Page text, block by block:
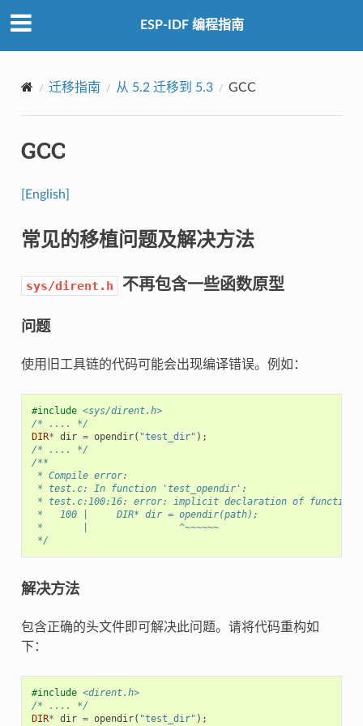
ESP-IDF 编程指南
迁移指南 从 5.2 迁移到 5.3 GCC
GCC
[English]
常见的移植问题及解决方法
sys/dirent.h 不再包含一些函数原型
问题
使用旧工具链的代码可能会出现编译错误。例如：
#include <sys/dirent.h>
/* .... */
DIR* dir = opendir( "test_dir" );
/* .... */
/**
* Compile error:
* test.c: In function 'test_opendir':
* test.c:100:16: error: implicit declaration of function
*   100 |     DIR* dir = opendir(path);
*       |                ^~~~~~~
*/
解决方法
包含正确的头文件即可解决此问题。请将代码重构如
下：
#include <dirent.h>
/* .... */
DIR* dir = opendir( "test_dir" );